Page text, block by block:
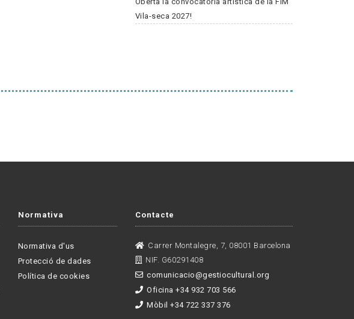
Vila-seca 2027!
Normativa
Normativa d'us
Protecció de dades
Política de cookies
Contacte
Carrer Montalegre, 7, 08001 Barcelona
NIF. G60291408
comunicacio@gestiocultural.org
Oficina +34 932 703 566
Mòbil +34 722 337 376